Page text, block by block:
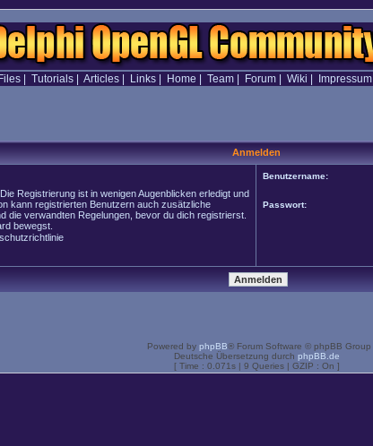
Files| Tutorials| Articles| Links| Home Team| Forum| Wiki Impressum
Anmelden
Registrierung ist in wenigen Augenblicken erledigt und
kann registrierten Benutzern auch zusätzliche
die verwandten Regelungen, bevor du dich registrierst.
bewegst.
Benutzername:
Passwort:
Powered by phpBB® Forum Software © phpBB Group
Deutsche Übersetzung durch phpBB.de
[ Time : 0.071s | 9 Queries | GZIP : On ]